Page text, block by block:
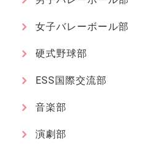
女子バレーボール部
硬式野球部
ESS国際交流部
音楽部
演劇部